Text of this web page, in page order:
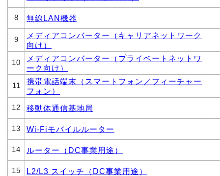
8 無線LAN機器
9
メディアコンバーター（キャリアネットワーク
向け）
10
メディアコンバーター（プライベートネットワ
ーク向け）
11
携帯電話端末（スマートフォン／フィーチャー
フォン）
12 移動体通信基地局
13 Wi-Fiモバイルルーター
14 ルーター（DC事業用途）
15 L2/L3 スイッチ（DC事業用途）